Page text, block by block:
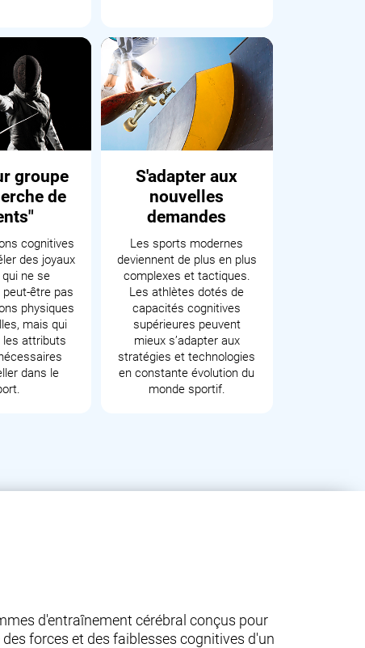
groupe
de
cognitives
des joyaux
ne se
être pas
physiques
mais qui
les attributs
dans le
S'adapter aux
nouvelles
demandes
Les sports modernes
deviennent de plus en plus
complexes et tactiques.
Les athlètes dotés de
capacités cognitives
supérieures peuvent
mieux s’adapter aux
stratégies et technologies
en constante évolution du
monde sportif.
d'entraînement cérébral conçus pour
forces et des faiblesses cognitives d'un